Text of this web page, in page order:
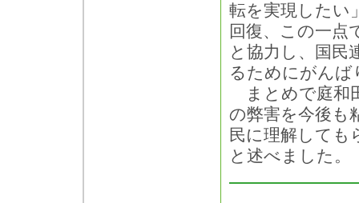
転を実現したい
回復、この一点
と協力し、国民
るためにがんば
まとめで庭和
の弊害を今後も
民に理解しても
と述べました。